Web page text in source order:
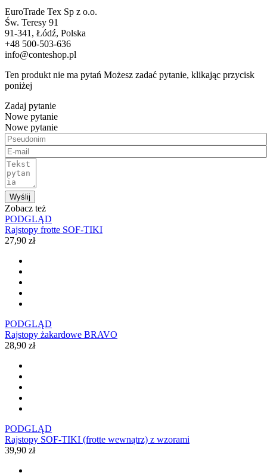
EuroTrade Tex Sp z o.o.
Św. Teresy 91
91-341, Łódź, Polska
+48 500-503-636
info@conteshop.pl
Ten produkt nie ma pytań Możesz zadać pytanie, klikając przycisk
poniżej
Zadaj pytanie
Nowe pytanie
Nowe pytanie
Wyślij
Zobacz też
PODGLĄD
Rajstopy frotte SOF-TIKI
27,90 zł
PODGLĄD
Rajstopy żakardowe BRAVO
28,90 zł
PODGLĄD
Rajstopy SOF-TIKI (frotte wewnątrz) z wzorami
39,90 zł